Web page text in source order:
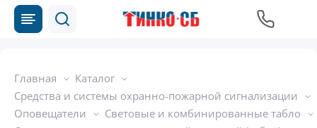
Главная
Каталог
Средства и системы охранно-пожарной сигнализации
Оповещатели
Световые и комбинированные табло